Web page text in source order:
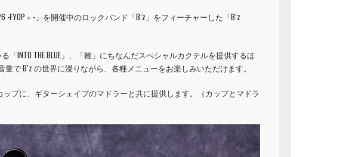
-FYOP＋-」を開催中のロックバンド「B’z」をフィーチャーした「B’z
INTO THE BLUE」、「鞭」にちなんだスぺシャルカクテルを提供するほ
で B’z の世界に浸りながら、各種メニューをお楽しみいただけます。
プに、ギターシェイプのマドラーと共に提供します。（カップとマドラ